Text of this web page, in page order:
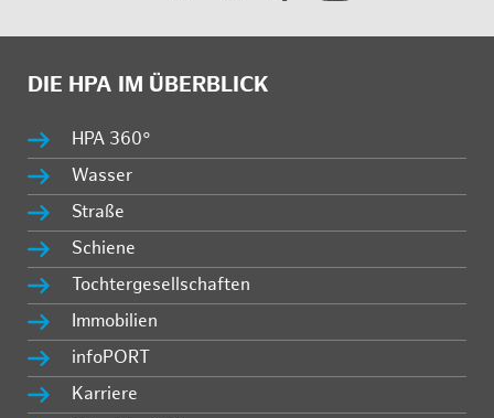
DIE HPA IM ÜBERBLICK
HPA 360°
Wasser
Straße
Schiene
Tochtergesellschaften
Immobilien
infoPORT
Karriere